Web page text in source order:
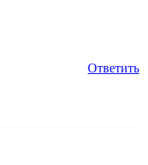
Ответить